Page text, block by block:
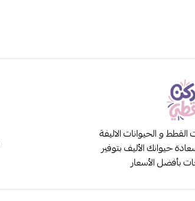
و الحيوانات الاليفة
حيوانك الأليف بتوفير
بأفضل الأسعار